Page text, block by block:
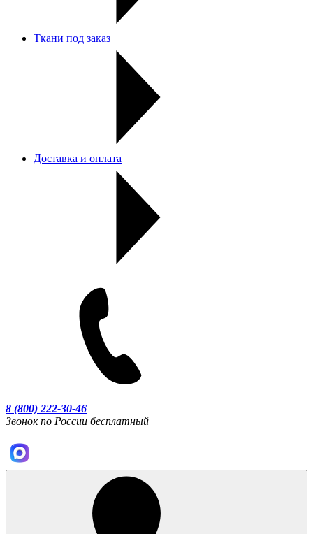
Ткани под заказ
Доставка и оплата
8 (800) 222-30-46
Звонок по России бесплатный